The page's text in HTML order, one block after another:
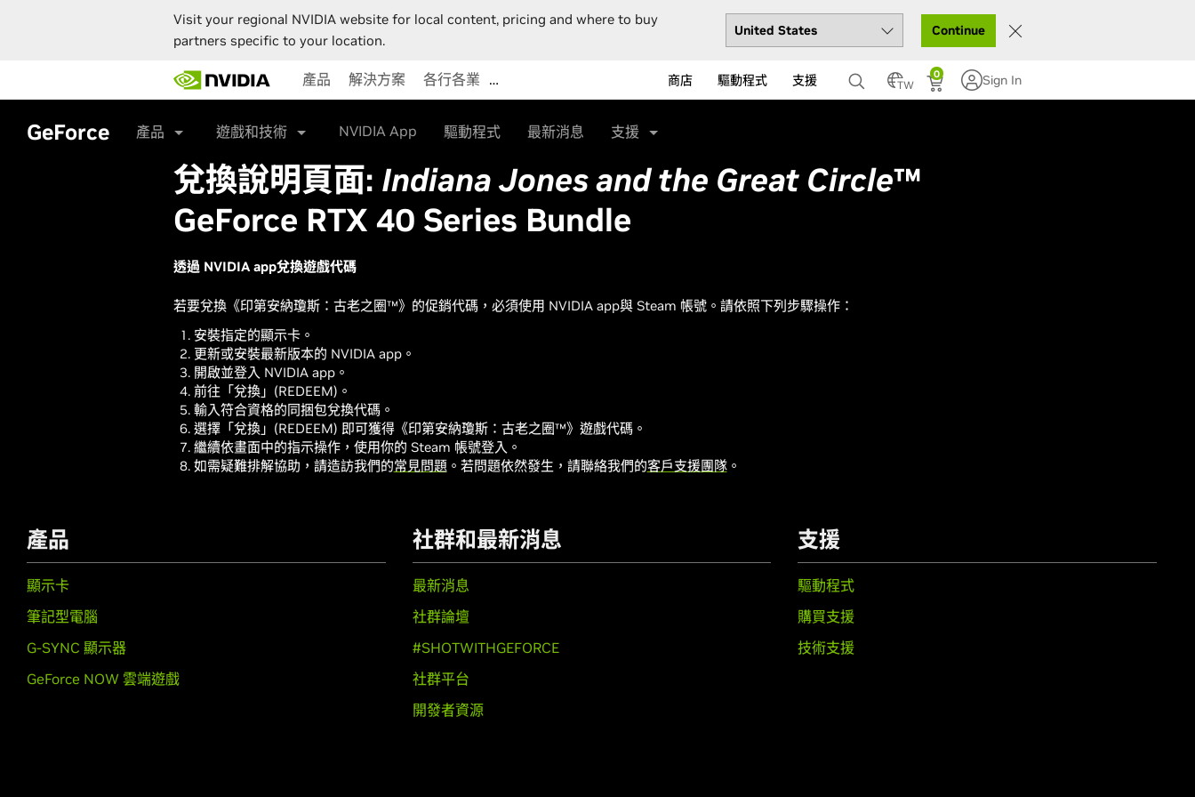
Visit your regional NVIDIA website for local content, pricing and where to buy
partners specific to your location.
Continue
main
content
產品 解決方案 各行各業 … 商店 驅動程式 支援 TW
0 Sign In
GeForce 產品 遊戲和技術 NVIDIA App 驅動程式 最新消息 支援
兌換說明頁面: Indiana Jones and the Great Circle™
GeForce RTX 40 Series Bundle
透過 NVIDIA app兌換遊戲代碼
若要兌換《印第安納瓊斯：古老之圈™》的促銷代碼，必須使用 NVIDIA app與 Steam 帳號。請依照下列步驟操作：
安裝指定的顯示卡。
更新或安裝最新版本的 NVIDIA app。
開啟並登入 NVIDIA app。
前往「兌換」(REDEEM)。
輸入符合資格的同捆包兌換代碼。
選擇「兌換」(REDEEM) 即可獲得《印第安納瓊斯：古老之圈™》遊戲代碼。
繼續依畫面中的指示操作，使用你的 Steam 帳號登入。
如需疑難排解協助，請造訪我們的常見問題。若問題依然發生，請聯絡我們的客戶支援團隊。
產品
顯示卡
筆記型電腦
G-SYNC 顯示器
GeForce NOW 雲端遊戲
社群和最新消息
最新消息
社群論壇
#SHOTWITHGEFORCE
社群平台
開發者資源
支援
驅動程式
購買支援
技術支援